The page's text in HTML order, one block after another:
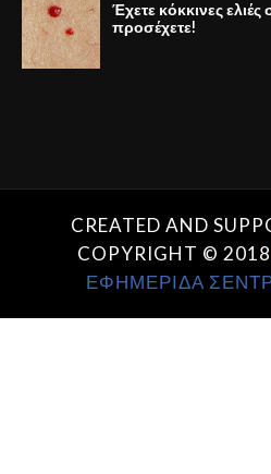
Έχετε κόκκινες
προσέχετε!
CREATED AND
COPYRIGHT © 2018
ΕΦΗΜΕΡΙΔΑ